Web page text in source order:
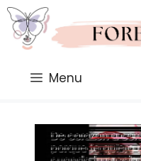
Saltar
al
contenido
Menu